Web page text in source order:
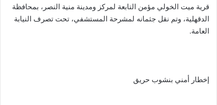
قرية ميت الخولي مؤمن التابعة لمركز ومدينة منية النصر، بمحافظة
الدقهلية، وتم نقل جثمانه لمشرحة المستشفي، تحت تصرف النيابة
العامة.
إخطار أمني بنشوب حريق